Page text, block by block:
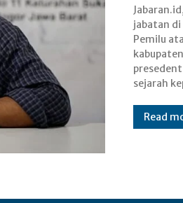
jabatan di
Pemilu
sejarah
Hal
politik
ini baru
selama
Read